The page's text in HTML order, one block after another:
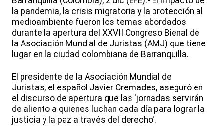
la pandemia, la crisis migratoria y la protección al
medioambiente fueron los temas abordados
durante la apertura del XXVII Congreso Bienal de
la Asociación Mundial de Juristas (AMJ) que tiene
lugar en la ciudad colombiana de Barranquilla.
El presidente de la Asociación Mundial de
Juristas, el español Javier Cremades, aseguró en
el discurso de apertura que las 'jornadas servirán
de aliento a quienes luchan cada día para lograr la
justicia y la paz a través del derecho'.